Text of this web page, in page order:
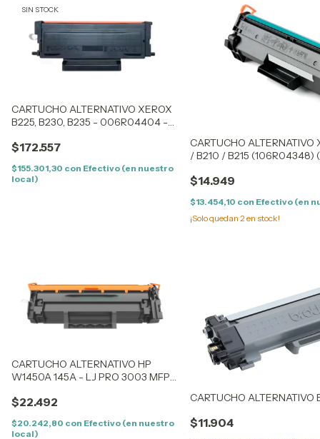
SIN STOCK
CARTUCHO ALTERNATIVO XEROX
B225, B230, B235 - 006R04404 -
$172.557
$155.301,30 con Efectivo (en nuestro
local)
CARTUCHO ALTERNATIVO
/ B210 / B215 (106R04348)
$14.949
$13.454,10 con Efectivo (en
¡Solo quedan 2en stock!
CARTUCHO ALTERNATIVO HP
W1450A 145A - LJ PRO 3003 MFP
$22.492
$20.242,80 con Efectivo (en nuestro
local)
CARTUCHO ALTERNATIVO
$11.904